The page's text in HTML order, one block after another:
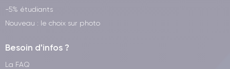
-5% étudiants
Nouveau : le choix sur photo
Besoin d'infos ?
La FAQ